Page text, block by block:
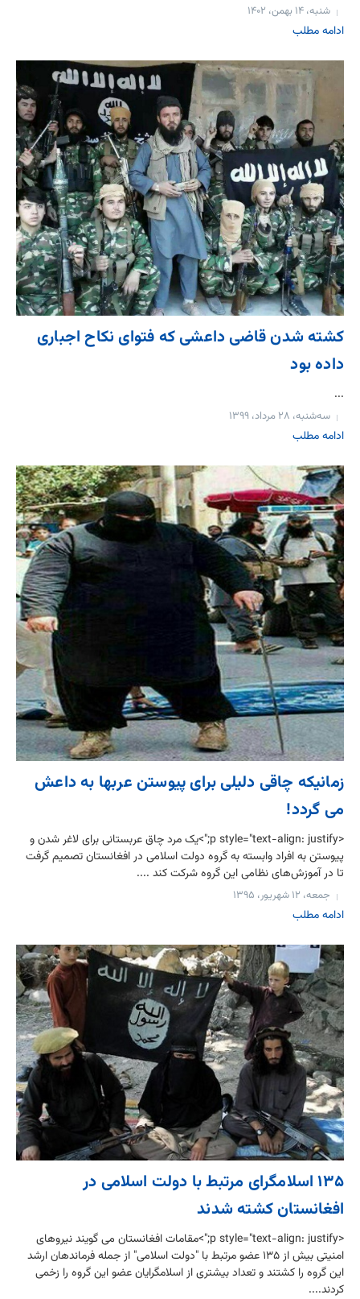
شنبه، ۱۴ بهمن، ۱۴۰۲
ادامه مطلب
کشته شدن قاضی داعشی که فتوای نکاح اجباری
داده بود
...
سه‌شنبه، ۲۸ مرداد، ۱۳۹۹
ادامه مطلب
زمانیکه چاقی دلیلی برای پیوستن عربها به داعش
می گردد!
<p style="text-align: justify;">یک مرد چاق عربستانی برای لاغر شدن و
پیوستن به افراد وابسته به گروه دولت اسلامی در افغانستان تصمیم گرفت
تا در آموزش‌های نظامی این گروه شرکت کند ....
جمعه، ۱۲ شهریور، ۱۳۹۵
ادامه مطلب
۱۳۵ اسلامگرای مرتبط با دولت اسلامی در
افغانستان کشته شدند
<p style="text-align: justify;">مقامات افغانستان می گویند نیروهای
امنیتی بیش از ۱۳۵ عضو مرتبط با "دولت اسلامی" از جمله فرماندهان ارشد
این گروه را کشتند و تعداد بیشتری از اسلامگرایان عضو این گروه را زخمی
کردند....